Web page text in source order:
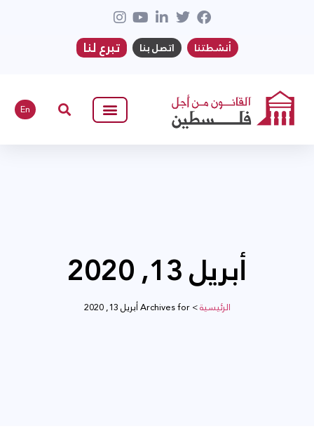
أنشطتنا اتصل بنا تبرع لنا
En
أبريل 13, 2020
الرئيسية>Archives for أبريل 13, 2020